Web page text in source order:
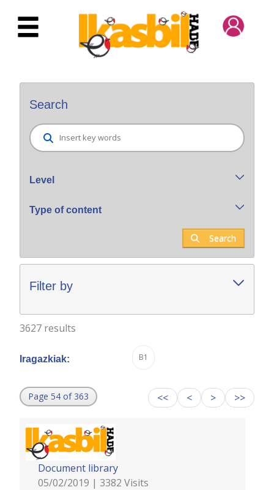
Skip to Main Content
Search
Level
Type of content
Search
Filter by
3627 results
Iragazkiak: B1
Page 54 of 363 << < > >>
Document library
05/02/2019 | 3382 Visits